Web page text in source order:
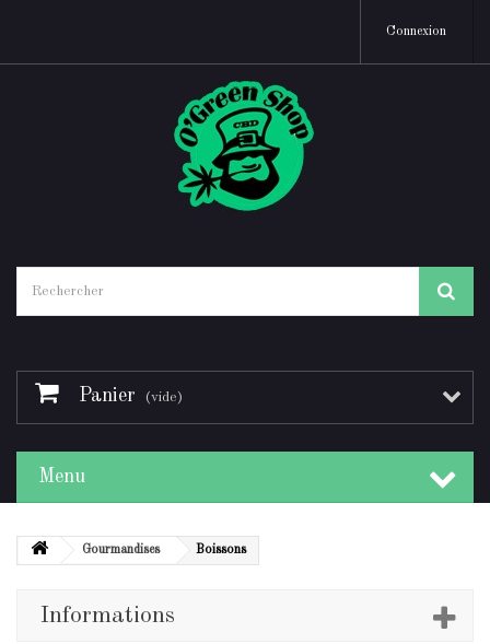
Connexion
Panier (vide)
Menu
Gourmandises Boissons
Informations